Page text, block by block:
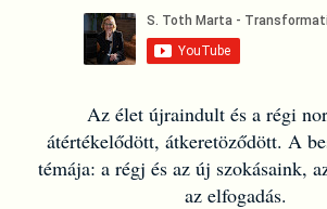
Az élet újraindult és a régi
átértékelődött, átkeretöződött. A
témája: a régj és az új szokásaink,
az elfogadás.